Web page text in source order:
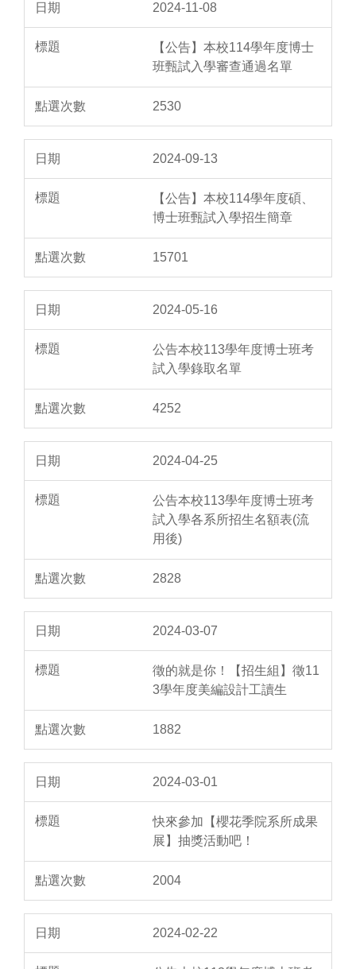
2024-11-08
【公告】本校114學年度博士
班甄試入學審查通過名單
2530
2024-09-13
【公告】本校114學年度碩、
博士班甄試入學招生簡章
15701
2024-05-16
公告本校113學年度博士班考
試入學錄取名單
4252
2024-04-25
公告本校113學年度博士班考
試入學各系所招生名額表(流
用後)
2828
2024-03-07
徵的就是你！【招生組】徵11
3學年度美編設計工讀生
1882
2024-03-01
快來參加【櫻花季院系所成果
展】抽獎活動吧！
2004
2024-02-22